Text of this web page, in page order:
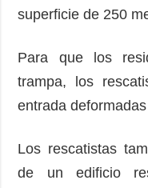
superficie de 250
Para que los
trampa, los
entrada
Los rescatistas
de un edificio